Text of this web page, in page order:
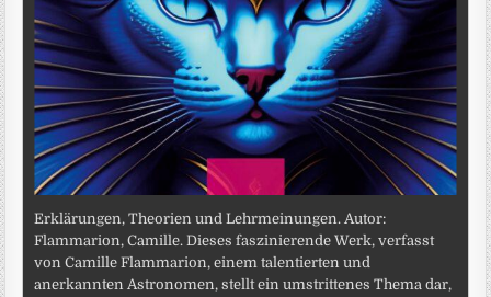
Erklärungen, Theorien und Lehrmeinungen. Autor:
Flammarion, Camille. Dieses faszinierende Werk, verfasst
von Camille Flammarion, einem talentierten und
anerkannten Astronomen, stellt ein umstrittenes Thema dar,